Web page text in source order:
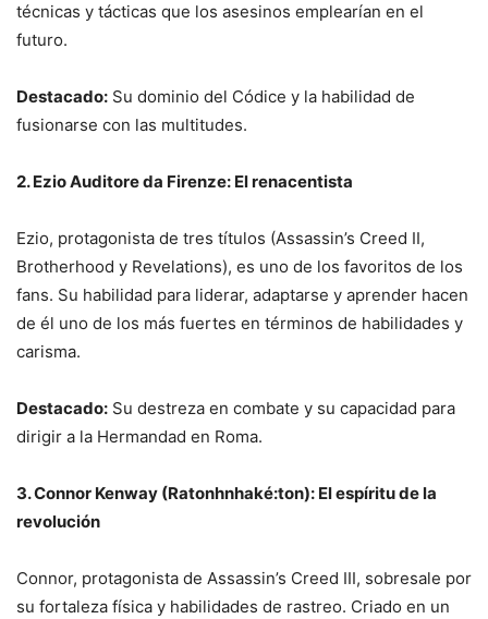
técnicas y tácticas que los asesinos emplearían en el
futuro.
Destacado: Su dominio del Códice y la habilidad de
fusionarse con las multitudes.
2. Ezio Auditore da Firenze: El renacentista
Ezio, protagonista de tres títulos (Assassin’s Creed II,
Brotherhood y Revelations), es uno de los favoritos de los
fans. Su habilidad para liderar, adaptarse y aprender hacen
de él uno de los más fuertes en términos de habilidades y
carisma.
Destacado: Su destreza en combate y su capacidad para
dirigir a la Hermandad en Roma.
3. Connor Kenway (Ratonhnhaké:ton): El espíritu de la
revolución
Connor, protagonista de Assassin’s Creed III, sobresale por
su fortaleza física y habilidades de rastreo. Criado en un